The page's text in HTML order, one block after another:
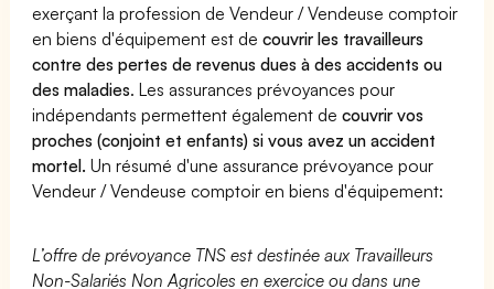
exerçant la profession de Vendeur / Vendeuse comptoir
en biens d'équipement est decouvrir les travailleurs
contre des pertes de revenus dues à des accidents ou
des maladies. Les assurances prévoyances pour
indépendants permettent également decouvrir vos
proches (conjoint et enfants) si vous avez un accident
mortel. Un résumé d'une assurance prévoyance pour
Vendeur / Vendeuse comptoir en biens d'équipement:
L’offre de prévoyance TNS est destinée aux Travailleurs
Non-Salariés Non Agricoles en exercice ou dans une